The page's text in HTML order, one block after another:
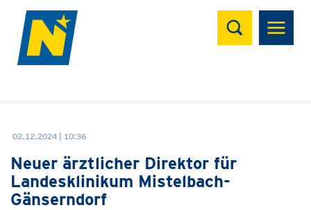
Suchen
02.12.2024 | 10:36
Neuer ärztlicher Direktor für
Landesklinikum Mistelbach-
Gänserndorf